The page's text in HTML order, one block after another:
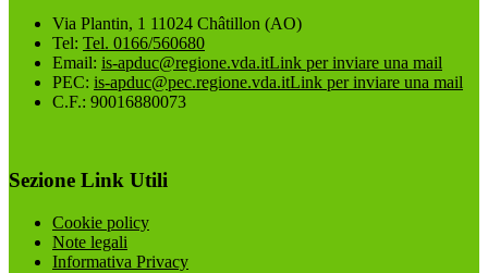
Via Plantin, 1 11024 Châtillon (AO)
Tel: Tel. 0166/560680
Email: is-apduc@regione.vda.itLink per inviare una mail
PEC: is-apduc@pec.regione.vda.itLink per inviare una mail
C.F.: 90016880073
Sezione Link Utili
Cookie policy
Note legali
Informativa Privacy